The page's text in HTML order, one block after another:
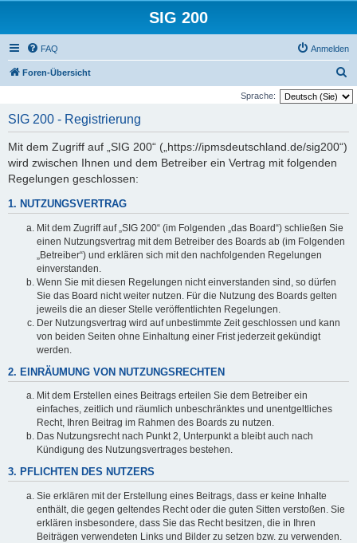
SIG 200
FAQ Anmelden
Foren-Übersicht
u
Sprache:
SIG 200 - Registrierung
Mit dem Zugriff auf „SIG 200“ („https://ipmsdeutschland.de/sig200“)
wird zwischen Ihnen und dem Betreiber ein Vertrag mit folgenden
Regelungen geschlossen:
1. NUTZUNGSVERTRAG
Mit dem Zugriff auf „SIG 200“ (im Folgenden „das Board“) schließen Sie
einen Nutzungsvertrag mit dem Betreiber des Boards ab (im Folgenden
„Betreiber“) und erklären sich mit den nachfolgenden Regelungen
einverstanden.
Wenn Sie mit diesen Regelungen nicht einverstanden sind, so dürfen
Sie das Board nicht weiter nutzen. Für die Nutzung des Boards gelten
jeweils die an dieser Stelle veröffentlichten Regelungen.
Der Nutzungsvertrag wird auf unbestimmte Zeit geschlossen und kann
von beiden Seiten ohne Einhaltung einer Frist jederzeit gekündigt
werden.
2. EINRÄUMUNG VON NUTZUNGSRECHTEN
Mit dem Erstellen eines Beitrags erteilen Sie dem Betreiber ein
einfaches, zeitlich und räumlich unbeschränktes und unentgeltliches
Recht, Ihren Beitrag im Rahmen des Boards zu nutzen.
Das Nutzungsrecht nach Punkt 2, Unterpunkt a bleibt auch nach
Kündigung des Nutzungsvertrages bestehen.
3. PFLICHTEN DES NUTZERS
Sie erklären mit der Erstellung eines Beitrags, dass er keine Inhalte
enthält, die gegen geltendes Recht oder die guten Sitten verstoßen. Sie
erklären insbesondere, dass Sie das Recht besitzen, die in Ihren
Beiträgen verwendeten Links und Bilder zu setzen bzw. zu verwenden.